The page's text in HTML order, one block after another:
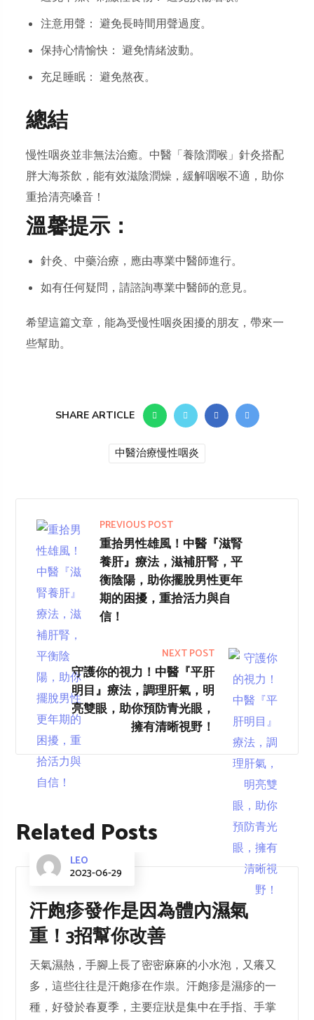
注意用聲： 避免長時間用聲過度。
保持心情愉快： 避免情緒波動。
充足睡眠： 避免熬夜。
總結
慢性咽炎並非無法治癒。中醫「養陰潤喉」針灸搭配
胖大海茶飲，能有效滋陰潤燥，緩解咽喉不適，助你
重拾清亮嗓音！
溫馨提示：
針灸、中藥治療，應由專業中醫師進行。
如有任何疑問，請諮詢專業中醫師的意見。
希望這篇文章，能為受慢性咽炎困擾的朋友，帶來一
些幫助。
SHARE ARTICLE
中醫治療慢性咽炎
PREVIOUS POST
重拾男性雄風！中醫『滋腎
養肝』療法，滋補肝腎，平
衡陰陽，助你擺脫男性更年
期的困擾，重拾活力與自
信！
NEXT POST
守護你的視力！中醫『平肝
明目』療法，調理肝氣，明
亮雙眼，助你預防青光眼，
擁有清晰視野！
Related Posts
LEO
2023-06-29
汗皰疹發作是因為體內濕氣
重！3招幫你改善
天氣濕熱，手腳上長了密密麻麻的小水泡，又癢又
多，這些往往是汗皰疹在作祟。汗皰疹是濕疹的一
種，好發於春夏季，主要症狀是集中在手指、手掌